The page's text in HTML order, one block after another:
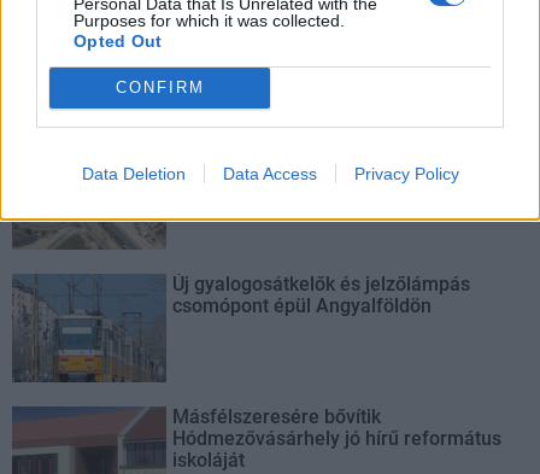
Purposes for which it was collected.
Opted Out
CONFIRM
Data Deletion Data Access Privacy Policy
Történelmi táj, amelynek minden köve
Bicske Kelet csomópont építése
Új gyalogosátkelők és jelzőlámpás
csomópont épül Angyalföldön
Másfélszeresére bővítik
Hódmezővásárhely jó hírű református
iskoláját